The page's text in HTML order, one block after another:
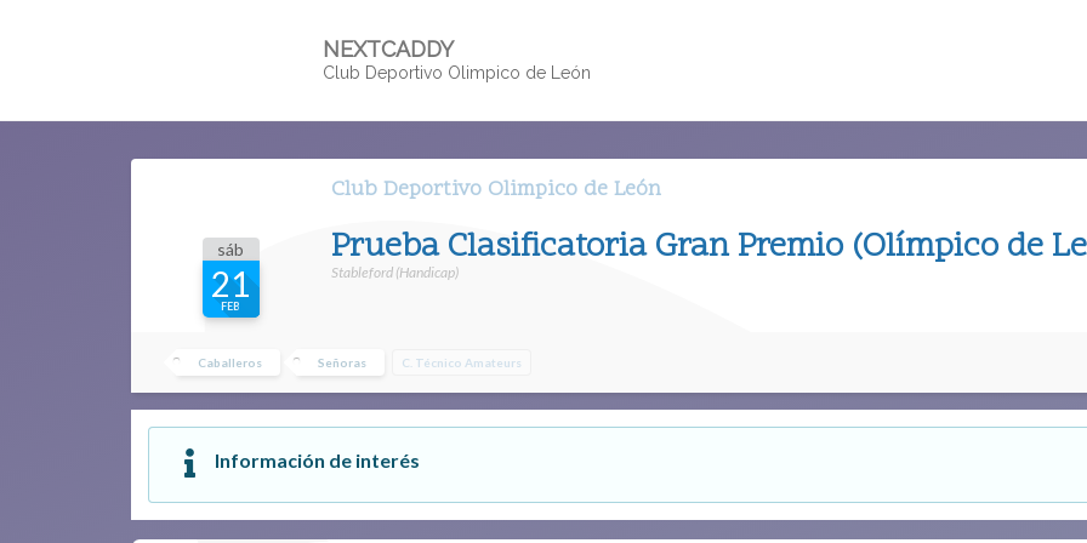
NEXTCADDY
Club Deportivo Olimpico de León
Club Deportivo Olimpico de León
sáb
21
FEB
Prueba Clasificatoria Gran Premio (Olímpico de
Stableford (Handicap)
Caballeros Señoras C. Técnico Amateurs
Información de interés